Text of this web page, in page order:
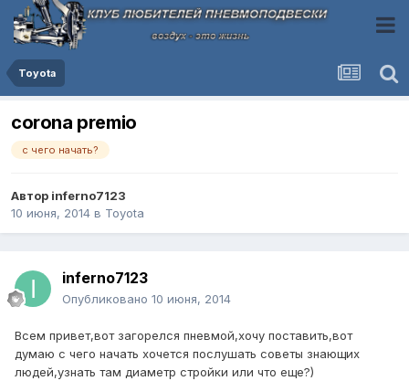
Toyota
corona premio
с чего начать?
Автор inferno7123
10 июня, 2014 в Toyota
inferno7123
Опубликовано 10 июня, 2014
Всем привет,вот загорелся пневмой,хочу поставить,вот
думаю с чего начать хочется послушать советы знающих
людей,узнать там диаметр стройки или что еще?)